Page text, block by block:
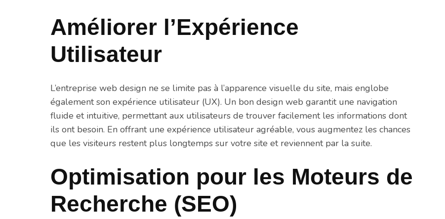
Améliorer l’Expérience
Utilisateur
L’entreprise web design ne se limite pas à l’apparence visuelle du site, mais englobe
également son expérience utilisateur (UX). Un bon design web garantit une navigation
fluide et intuitive, permettant aux utilisateurs de trouver facilement les informations dont
ils ont besoin. En offrant une expérience utilisateur agréable, vous augmentez les chances
que les visiteurs restent plus longtemps sur votre site et reviennent par la suite.
Optimisation pour les Moteurs de
Recherche (SEO)